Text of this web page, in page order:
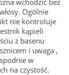
Ogólnie
nie kontroluje
kąpieli
z basenu
i uwaga ,
w
na czystość.